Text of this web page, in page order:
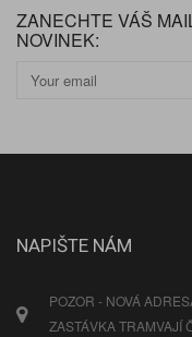
ZANECHTE VÁŠ
NOVINEK:
NAPIŠTE NÁM
POZOR - NOVÁ
ZASTÁVKA TRAMVAJÍ